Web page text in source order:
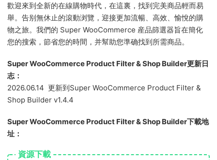
歡迎來到全新的在線購物時代，在這裏，找到完美商品輕而易
舉。告别無休止的滾動浏覽，迎接更加流暢、高效、愉悅的購
物之旅。我們的 Super WooCommerce 産品篩選器旨在簡化
您的搜索，節省您的時間，并幫助您準确找到所需商品。
Super WooCommerce Product Filter & Shop Builder更新日
志：
2026.06.14 更新到Super WooCommerce Product Filter &
Shop Builder v1.4.4
Super WooCommerce Product Filter & Shop Builder下載地
址：
資源下載